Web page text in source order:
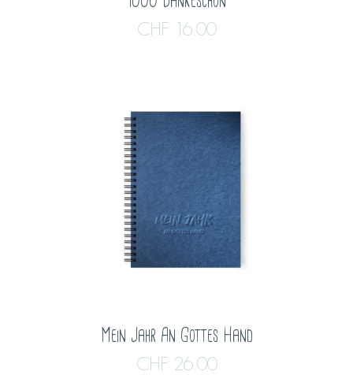
CHF 16.00
Mein Jahr An Gottes Hand
CHF 26.00